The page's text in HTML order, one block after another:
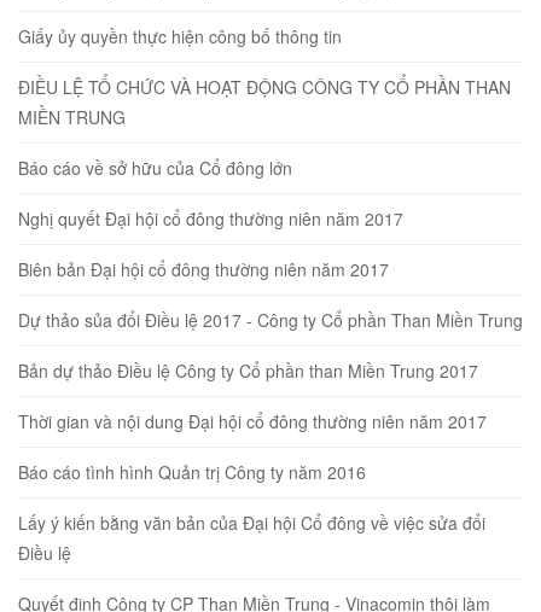
Giấy ủy quyền thực hiện công bố thông tin
ĐIỀU LỆ TỔ CHỨC VÀ HOẠT ĐỘNG CÔNG TY CỔ PHẦN THAN
MIỀN TRUNG
Báo cáo về sở hữu của Cổ đông lớn
Nghị quyết Đại hội cổ đông thường niên năm 2017
Biên bản Đại hội cổ đông thường niên năm 2017
Dự thảo sủa đổi Điều lệ 2017 - Công ty Cổ phần Than Miền Trung
Bản dự thảo Điều lệ Công ty Cổ phần than Miền Trung 2017
Thời gian và nội dung Đại hội cổ đông thường niên năm 2017
Báo cáo tình hình Quản trị Công ty năm 2016
Lấy ý kiến bằng văn bản của Đại hội Cổ đông về việc sửa đổi
Điều lệ
Quyết định Công ty CP Than Miền Trung - Vinacomin thôi làm